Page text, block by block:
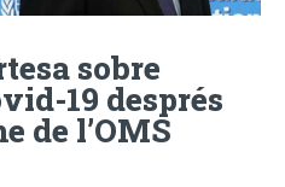
sobre
19 després
de l’OMS